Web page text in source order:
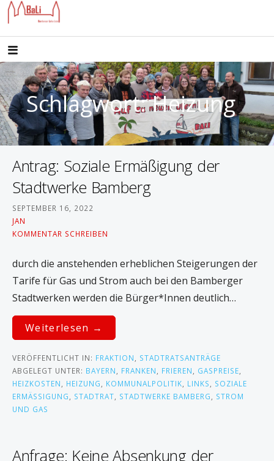
m
I
n
h
a
l
t
Bamberger Linke Liste
ÖKOLOGISCHE POLITIK EIN
Schlagwort: Heizung
Antrag: Soziale Ermäßigung der
Stadtwerke Bamberg
SEPTEMBER 16, 2022
JAN
KOMMENTAR SCHREIBEN
durch die anstehenden erheblichen Steigerungen der
Tarife für Gas und Strom auch bei den Bamberger
Stadtwerken werden die Bürger*Innen deutlich…
Weiterlesen →
VERÖFFENTLICHT IN: FRAKTION
STADTRATSANTRÄGE
ABGELEGT UNTER: BAYERN FRANKEN FRIEREN GASPREISE
HEIZKOSTEN
HEIZUNG KOMMUNALPOLITIK LINKS
SOZIALE
ERMÄSSIGUNG
STADTRAT STADTWERKE BAMBERG
STROM
UND GAS
Anfrage: Keine Absenkung der